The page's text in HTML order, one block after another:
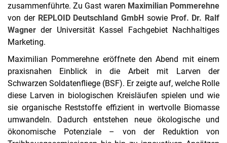
zusammenführte. Zu Gast waren Maximilian Pommerehne
von der REPLOID Deutschland GmbH sowie Prof. Dr. Ralf
Wagner der Universität Kassel Fachgebiet Nachhaltiges
Marketing.
Maximilian Pommerehne eröffnete den Abend mit einem
praxisnahen Einblick in die Arbeit mit Larven der
Schwarzen Soldatenfliege (BSF). Er zeigte auf, welche Rolle
diese Larven in biologischen Kreisläufen spielen und wie
sie organische Reststoffe effizient in wertvolle Biomasse
umwandeln. Dadurch entstehen neue ökologische und
ökonomische Potenziale – von der Reduktion von